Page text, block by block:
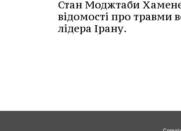
Стан Моджтаби
відомості про травми
лідера Ірану.